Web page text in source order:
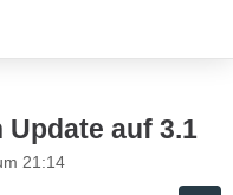
auf 3.1
21:14